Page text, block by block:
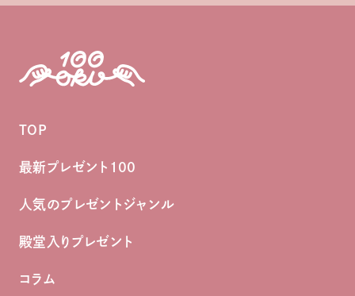
TOP
最新プレゼント100
人気のプレゼントジャンル
殿堂入りプレゼント
コラム